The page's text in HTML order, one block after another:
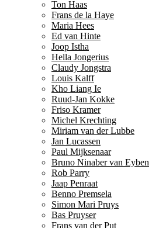
Ton Haas
Frans de la Haye
Maria Hees
Ed van Hinte
Joop Istha
Hella Jongerius
Claudy Jongstra
Louis Kalff
Kho Liang Ie
Ruud-Jan Kokke
Friso Kramer
Michel Krechting
Miriam van der Lubbe
Jan Lucassen
Paul Mijksenaar
Bruno Ninaber van Eyben
Rob Parry
Jaap Penraat
Benno Premsela
Simon Mari Pruys
Bas Pruyser
Frans van der Put